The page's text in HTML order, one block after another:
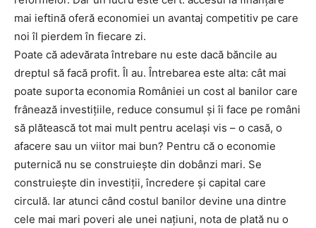
mai ieftină oferă economiei un avantaj competitiv pe care
noi îl pierdem în fiecare zi.
Poate că adevărata întrebare nu este dacă băncile au
dreptul să facă profit. Îl au. Întrebarea este alta: cât mai
poate suporta economia României un cost al banilor care
frânează investițiile, reduce consumul și îi face pe români
să plătească tot mai mult pentru același vis – o casă, o
afacere sau un viitor mai bun? Pentru că o economie
puternică nu se construiește din dobânzi mari. Se
construiește din investiții, încredere și capital care
circulă. Iar atunci când costul banilor devine una dintre
cele mai mari poveri ale unei națiuni, nota de plată nu o